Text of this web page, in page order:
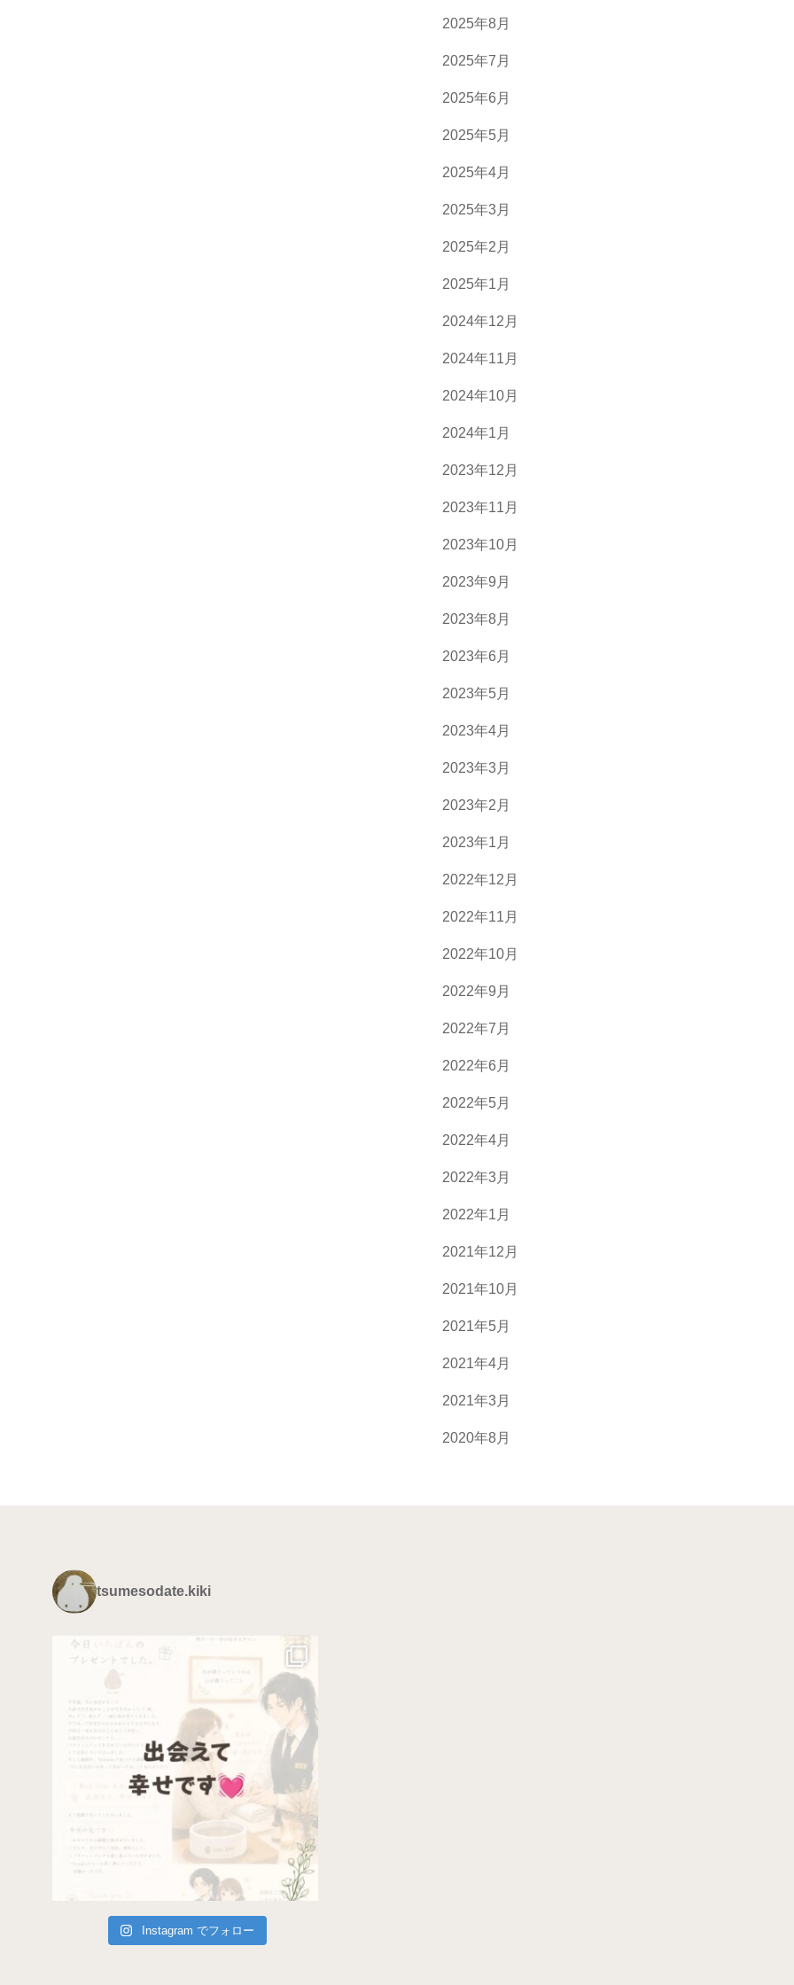
2025年8月
2025年7月
2025年6月
2025年5月
2025年4月
2025年3月
2025年2月
2025年1月
2024年12月
2024年11月
2024年10月
2024年1月
2023年12月
2023年11月
2023年10月
2023年9月
2023年8月
2023年6月
2023年5月
2023年4月
2023年3月
2023年2月
2023年1月
2022年12月
2022年11月
2022年10月
2022年9月
2022年7月
2022年6月
2022年5月
2022年4月
2022年3月
2022年1月
2021年12月
2021年10月
2021年5月
2021年4月
2021年3月
2020年8月
tsumesodate.kiki
Instagram でフォロー